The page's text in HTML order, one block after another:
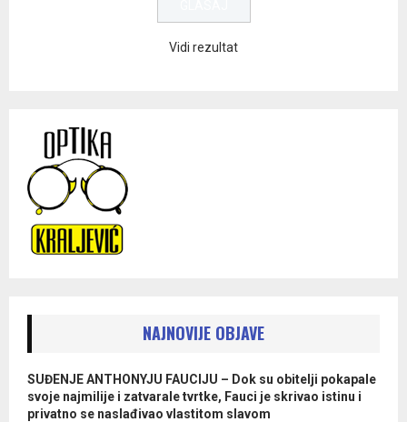
Vidi rezultat
NAJNOVIJE OBJAVE
SUĐENJE ANTHONYJU FAUCIJU – Dok su obitelji pokapale
svoje najmilije i zatvarale tvrtke, Fauci je skrivao istinu i
privatno se naslađivao vlastitom slavom